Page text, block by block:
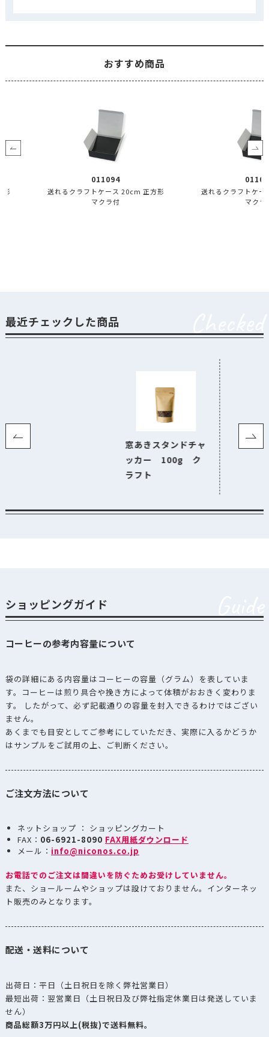
おすすめ商品
形
011094
送れるクラフトケース 20cm 正方形
マクラ付
送れるクラフトケ
マクラ
最近チェックした商品
窓あきスタンドチャ
ッカー 100g ク
ラフト
ショッピングガイド
コーヒーの参考内容量について
袋の詳細にある内容量はコーヒーの容量（グラム）を表していま
す。コーヒーは煎り具合や挽き方によって体積がおおきく変わりま
す。 したがって、必ず記載通りの容量を封入できるわけではござい
ません。
あくまでも目安としてご参考にしていただき、実際に入るかどうか
はサンプルをご試用の上、ご判断ください。
ご注文方法について
ネットショップ ： ショッピングカート
FAX： 06-6921-8090 FAX用紙ダウンロード
メール： info@niconos.co.jp
お電話でのご注文は間違いを防ぐためお受けしていません。
また、ショールームやショップは設けておりません。インターネッ
ト販売のみとなります。
配送・送料について
出荷日：平日（土日祝日を除く弊社営業日）
最短出荷：翌営業日（土日祝日及び弊社指定休業日は発送していま
せん）
商品総額3万円以上(税抜)で送料無料。